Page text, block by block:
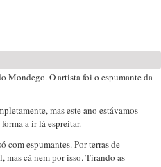
Mondego. O artista foi o espumante da
mas este ano estávamos
a ir lá espreitar.
com espumantes. Por terras de
mas cá nem por isso. Tirando as